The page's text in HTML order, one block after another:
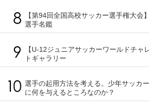
【第94回全国高校サッカー選手権大
選手名鑑
【U-12ジュニアサッカーワールドチャ
トギャラリー
選手の起用方法を考える。少年サッカ
に何を与えるところなのか？